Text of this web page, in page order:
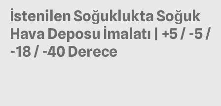
İstenilen Soğuklukta Soğuk
Hava Deposu İmalatı | +5 / -5 /
-18 / -40 Derece